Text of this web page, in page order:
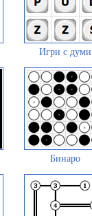
Игри с думи
Бинаро